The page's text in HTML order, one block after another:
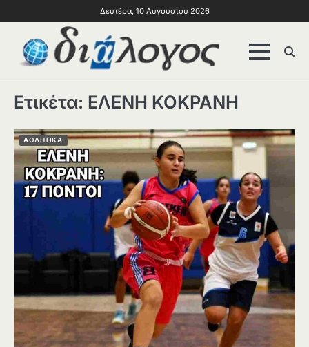
Δευτέρα, 10 Αυγούστου 2026
Ετικέτα: ΕΛΕΝΗ ΚΟΚΡΑΝΗ
ΑΘΛΗΤΙΚΑ